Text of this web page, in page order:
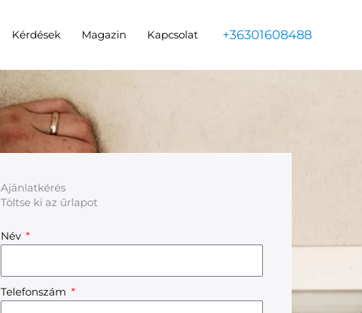
Kérdések Magazin Kapcsolat +36301608488
Ajánlatkérés
Töltse ki az űrlapot
Név
Telefonszám